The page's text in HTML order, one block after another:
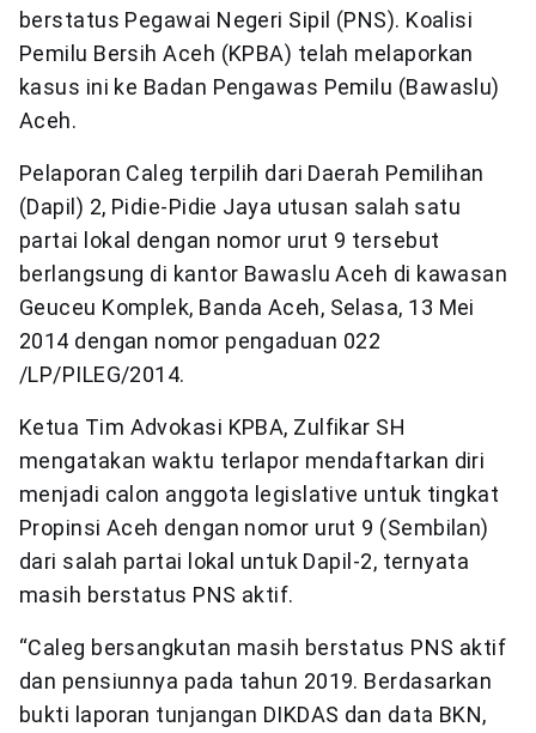
berstatus Pegawai Negeri Sipil (PNS). Koalisi
Pemilu Bersih Aceh (KPBA) telah melaporkan
kasus ini ke Badan Pengawas Pemilu (Bawaslu)
Aceh.
Pelaporan Caleg terpilih dari Daerah Pemilihan
(Dapil) 2, Pidie-Pidie Jaya utusan salah satu
partai lokal dengan nomor urut 9 tersebut
berlangsung di kantor Bawaslu Aceh di kawasan
Geuceu Komplek, Banda Aceh, Selasa, 13 Mei
2014 dengan nomor pengaduan 022
/LP/PILEG/2014.
Ketua Tim Advokasi KPBA, Zulfikar SH
mengatakan waktu terlapor mendaftarkan diri
menjadi calon anggota legislative untuk tingkat
Propinsi Aceh dengan nomor urut 9 (Sembilan)
dari salah partai lokal untuk Dapil-2, ternyata
masih berstatus PNS aktif.
“Caleg bersangkutan masih berstatus PNS aktif
dan pensiunnya pada tahun 2019. Berdasarkan
bukti laporan tunjangan DIKDAS dan data BKN,